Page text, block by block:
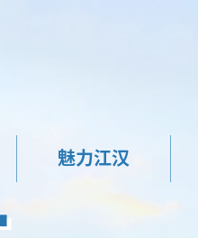
魅力江汉